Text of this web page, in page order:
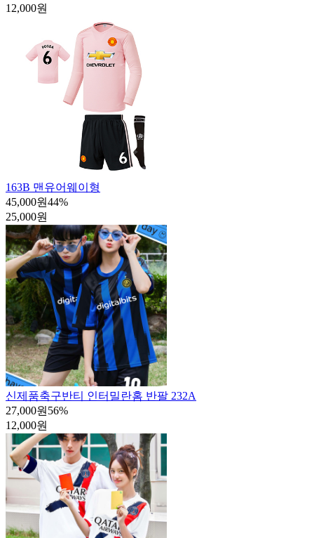
12,000원
163B 맨유어웨이형
45,000원44%
25,000원
신제품축구반티 인터밀란홈 반팔 232A
27,000원 56%
12,000원